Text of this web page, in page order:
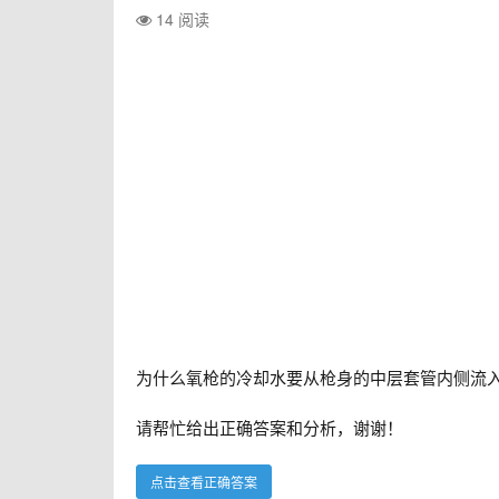
14 阅读
为什么氧枪的冷却水要从枪身的中层套管内侧流
请帮忙给出正确答案和分析，谢谢！
点击查看正确答案